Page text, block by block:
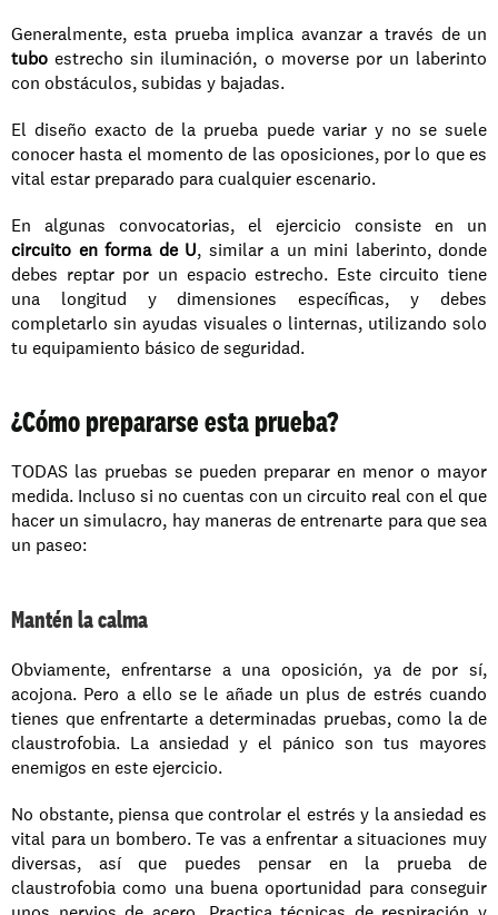
tubo estrecho sin iluminación, o moverse por un laberinto
con obstáculos, subidas y bajadas.
El diseño exacto de la prueba puede variar y no se suele
conocer hasta el momento de las oposiciones, por lo que es
vital estar preparado para cualquier escenario.
circuito en forma de U, similar a un mini laberinto, donde
debes reptar por un espacio estrecho. Este circuito tiene
una longitud y dimensiones específicas, y debes
completarlo sin ayudas visuales o linternas, utilizando solo
tu equipamiento básico de seguridad.
¿Cómo prepararse esta prueba?
TODAS las pruebas se pueden preparar en menor o mayor
medida. Incluso si no cuentas con un circuito real con el que
hacer un simulacro, hay maneras de entrenarte para que sea
un paseo:
Mantén la calma
Obviamente, enfrentarse a una oposición, ya de por sí,
acojona. Pero a ello se le añade un plus de estrés cuando
tienes que enfrentarte a determinadas pruebas, como la de
claustrofobia. La ansiedad y el pánico son tus mayores
enemigos en este ejercicio.
No obstante, piensa que controlar el estrés y la ansiedad es
vital para un bombero. Te vas a enfrentar a situaciones muy
diversas, así que puedes pensar en la prueba de
claustrofobia como una buena oportunidad para conseguir